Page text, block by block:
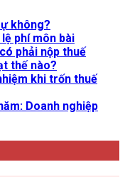
không?
phí môn bài
phải nộp thuế
thế nào?
khi trốn thuế
Doanh nghiệp